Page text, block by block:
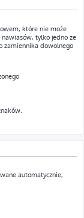
które nie może
tylko jedno ze
zamiennika dowolnego
automatycznie,